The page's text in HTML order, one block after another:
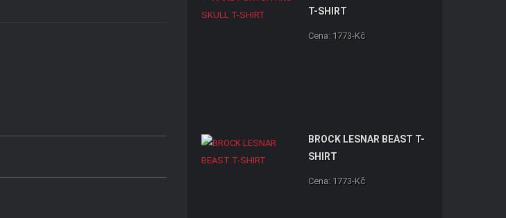
T-SHIRT
Cena: 1773-Kč
BROCK LESNAR BEAST T-
SHIRT
Cena: 1773-Kč